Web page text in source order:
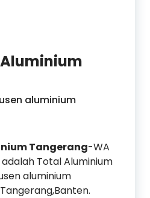
aluminium
Tangerang-WA
adalah Total Aluminium
aluminium